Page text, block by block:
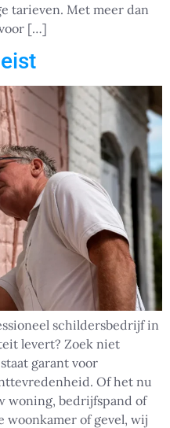
tarieven. Met meer dan
[…]
schildersbedrijf in
levert? Zoek niet
garant voor
Of het nu
woning, bedrijfspand of
woonkamer of gevel, wij